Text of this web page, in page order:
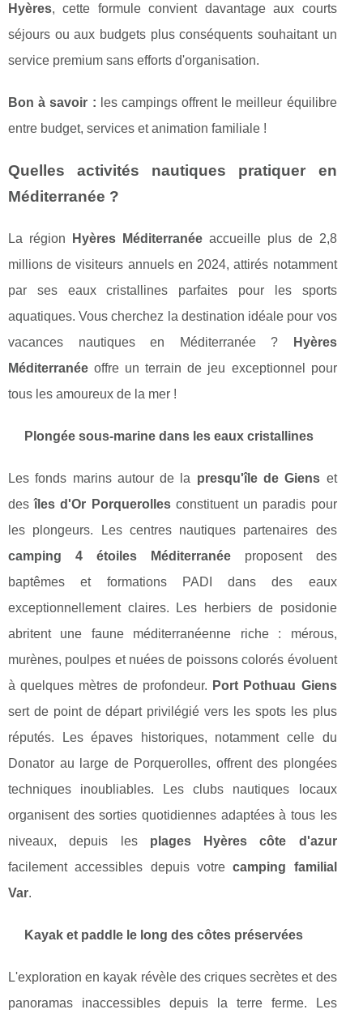
Hyères, cette formule convient davantage aux courts
séjours ou aux budgets plus conséquents souhaitant un
service premium sans efforts d'organisation.
Bon à savoir : les campings offrent le meilleur équilibre
entre budget, services et animation familiale !
Quelles activités nautiques pratiquer en
Méditerranée ?
La région Hyères Méditerranéeaccueille plus de 2,8
millions de visiteurs annuels en 2024, attirés notamment
par ses eaux cristallines parfaites pour les sports
aquatiques. Vous cherchez la destination idéale pour vos
vacances nautiques en Méditerranée ?
Hyères
Méditerranée offre un terrain de jeu exceptionnel pour
tous les amoureux de la mer !
Plongée sous-marine dans les eaux cristallines
Les fonds marins autour de la presqu'île de Giens et
desîles d'Or Porquerollesconstituent un paradis pour
les plongeurs. Les centres nautiques partenaires des
camping 4 étoiles Méditerranéeproposent des
baptêmes et formations PADI dans des eaux
exceptionnellement claires. Les herbiers de posidonie
abritent une faune méditerranéenne riche : mérous,
murènes, poulpes et nuées de poissons colorés évoluent
à quelques mètres de profondeur. Port Pothuau Giens
sert de point de départ privilégié vers les spots les plus
réputés. Les épaves historiques, notamment celle du
Donator au large de Porquerolles, offrent des plongées
techniques inoubliables. Les clubs nautiques locaux
organisent des sorties quotidiennes adaptées à tous les
niveaux, depuis les plages Hyères côte d'azur
facilement accessibles depuis votrecamping familial
Var.
Kayak et paddle le long des côtes préservées
L'exploration en kayak révèle des criques secrètes et des
panoramas inaccessibles depuis la terre ferme. Les